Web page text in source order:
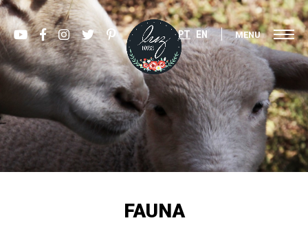
PT EN MENU
FAUNA